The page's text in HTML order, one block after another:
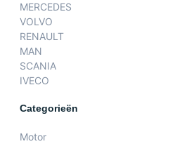
MERCEDES
VOLVO
RENAULT
MAN
SCANIA
IVECO
Categorieën
Motor